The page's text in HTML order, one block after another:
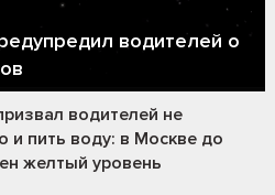
водителей о
водителей не
и пить воду: в Москве до
желтый уровень